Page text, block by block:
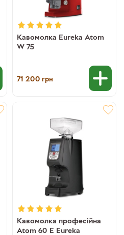
Кавомолка Eureka Atom
W 75
71 200 грн
Кавомолка професійна
Atom 60 E Eureka